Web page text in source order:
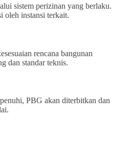
sistem perizinan yang berlaku.
oleh instansi terkait.
rencana bangunan
dan standar teknis.
PBG akan diterbitkan dan